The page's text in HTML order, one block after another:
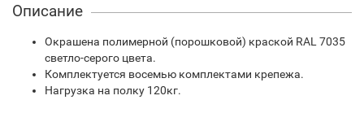
Описание
Окрашена полимерной (порошковой) краской RAL 7035
светло-серого цвета.
Комплектуется восемью комплектами крепежа.
Нагрузка на полку 120кг.